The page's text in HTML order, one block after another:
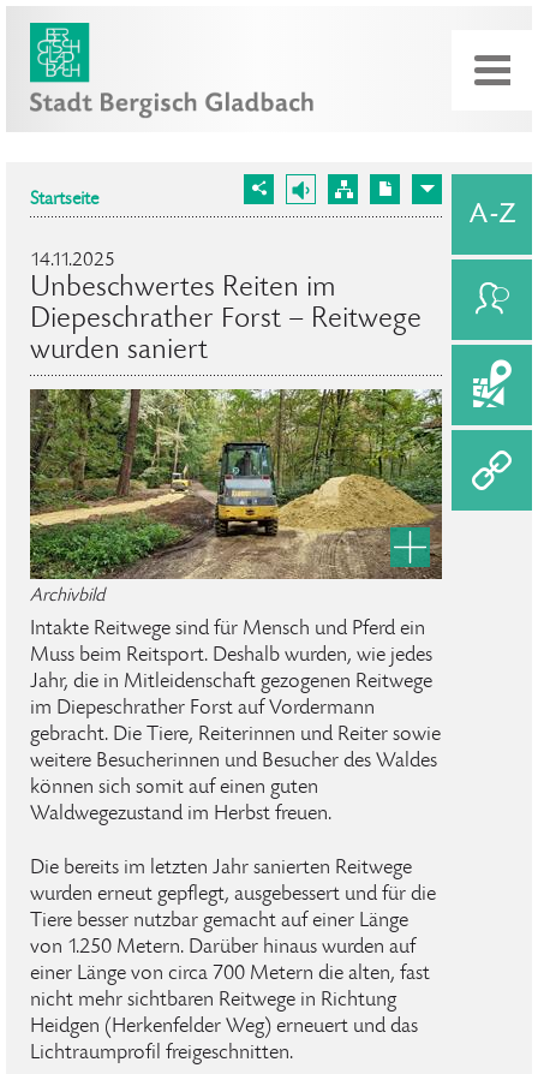
Startseite
14.11.2025
Unbeschwertes Reiten im
Diepeschrather Forst – Reitwege
wurden saniert
Archivbild
Intakte Reitwege sind für Mensch und Pferd ein
Muss beim Reitsport. Deshalb wurden, wie jedes
Jahr, die in Mitleidenschaft gezogenen Reitwege
im Diepeschrather Forst auf Vordermann
gebracht. Die Tiere, Reiterinnen und Reiter sowie
weitere Besucherinnen und Besucher des Waldes
können sich somit auf einen guten
Waldwegezustand im Herbst freuen.
Die bereits im letzten Jahr sanierten Reitwege
wurden erneut gepflegt, ausgebessert und für die
Tiere besser nutzbar gemacht auf einer Länge
von 1.250 Metern. Darüber hinaus wurden auf
einer Länge von circa 700 Metern die alten, fast
nicht mehr sichtbaren Reitwege in Richtung
Heidgen (Herkenfelder Weg) erneuert und das
Lichtraumprofil freigeschnitten.